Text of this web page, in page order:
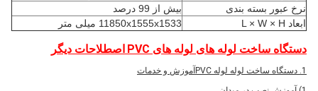
نرخ عبور بسته بندی
بیش از 99 درصد
ابعاد L × W × H
11850x1555x1533 میلی متر
دستگاه ساخت لوله های لوله های PVC اصطلاحات دیگر
آموزش و خدمات